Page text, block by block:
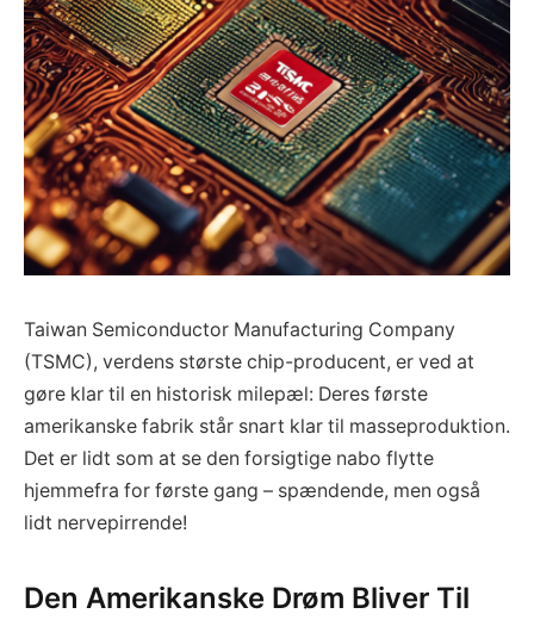
Taiwan Semiconductor Manufacturing Company
(TSMC), verdens største chip-producent, er ved at
gøre klar til en historisk milepæl: Deres første
amerikanske fabrik står snart klar til masseproduktion.
Det er lidt som at se den forsigtige nabo flytte
hjemmefra for første gang – spændende, men også
lidt nervepirrende!
Den Amerikanske Drøm Bliver Til